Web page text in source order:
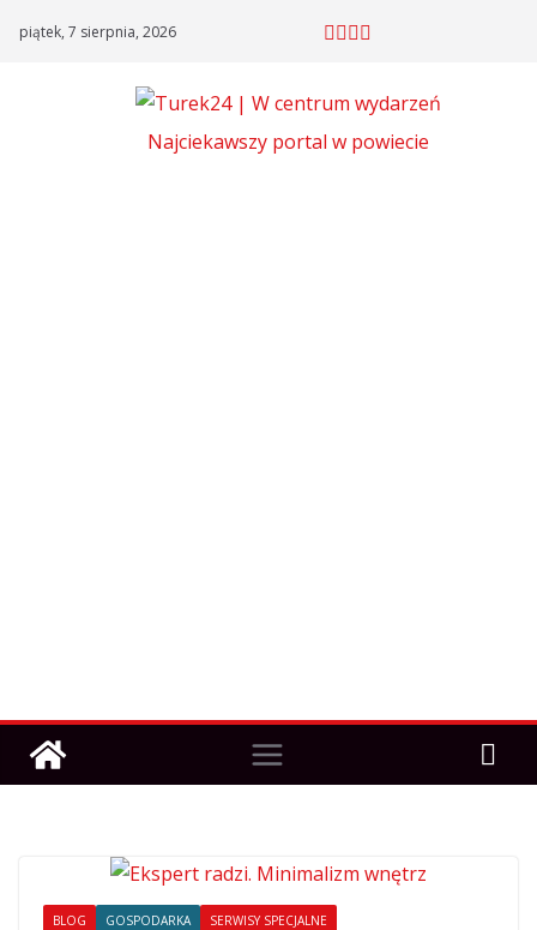
piątek, 7 sierpnia, 2026
Najciekawszy portal w powiecie
BLOG GOSPODARKA SERWISY SPECJALNE